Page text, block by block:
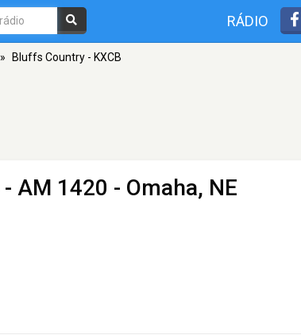
RÁDIO
» Bluffs Country - KXCB
- AM 1420 - Omaha, NE